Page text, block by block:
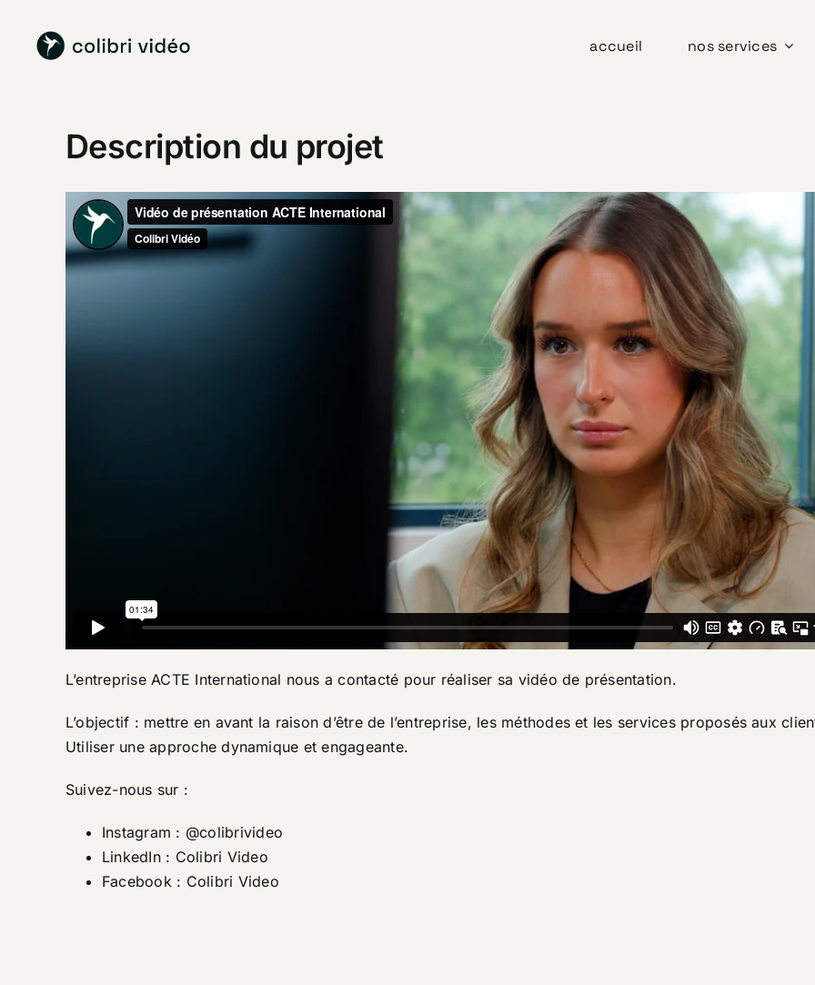
contenu
accueil nos services
Description du projet
L’entreprise ACTE International nous a contacté pour réaliser sa vidéo de présentation.
L’objectif : mettre en avant la raison d’être de l’entreprise, les méthodes et les services proposés aux
Utiliser une approche dynamique et engageante.
Suivez-nous sur :
Instagram : @colibrivideo
LinkedIn : Colibri Video
Facebook : Colibri Video